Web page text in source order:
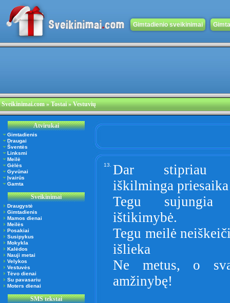
Gimtadienio sveikinimai
Sveikinimai.com» Tostai » Vestuvių
Atvirukai
Gimtadienis
Draugai
Šventės
Linksmi
Meilė
Gėlės
Gyvūnai
Įvairūs
Gamta
Sveikinimai
Draugystė
Gimtadienis
Mamos dienai
Meilės
Posakiai
Susipykus
Mokykla
Kalėdos
Nauji metai
Velykos
Vestuvės
Tėvo dienai
Su pavasariu
Moters dienai
SMS tekstai
13. Dar stipriau
iškilminga priesaika
Tegu sujungia
ištikimybė.
Tegu meilė
išlieka
Ne metus, o
amžinybę!